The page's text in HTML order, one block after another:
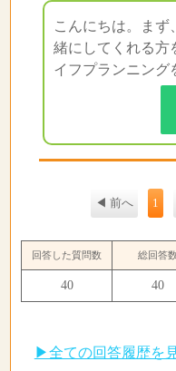
こんにちは。まず
緒にしてくれる方
イフプランニング
◀ 前へ 1
回答した質問数 総回答
40 40
▶全ての回答履歴を